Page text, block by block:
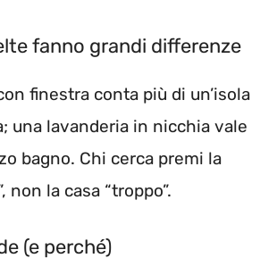
fanno grandi differenze
finestra conta più di un’isola
una lavanderia in nicchia vale
bagno. Chi cerca premi la
non la casa “troppo”.
(e perché)